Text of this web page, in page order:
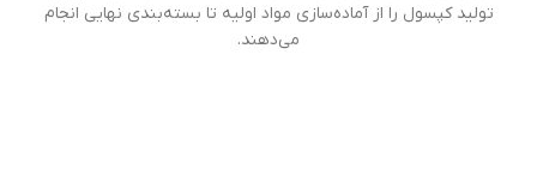
تولید کپسول را از آماده‌سازی مواد اولیه تا بسته‌بندی نهایی انجام
می‌دهند.